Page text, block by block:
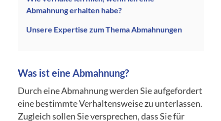
Abmahnung erhalten habe?
Unsere Expertise zum Thema Abmahnungen
Was ist eine Abmahnung?
Durch eine Abmahnung werden Sie aufgefordert
eine bestimmte Verhaltensweise zu unterlassen.
Zugleich sollen Sie versprechen, dass Sie für